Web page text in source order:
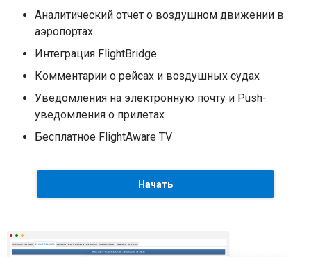
Аналитический отчет о воздушном движении в
аэропортах
Интеграция FlightBridge
Комментарии о рейсах и воздушных судах
Уведомления на электронную почту и Push-
уведомления о прилетах
Бесплатное FlightAware TV
Начать